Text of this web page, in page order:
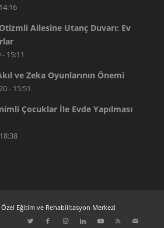
Ailesine Utanç Duvarı: Ev
15:11
ve Zeka Oyunlarının Önemi
- 15:51
Çocuklar İle Evde Yapılması
Eğitim ve Rehabilitasyon Merkezi